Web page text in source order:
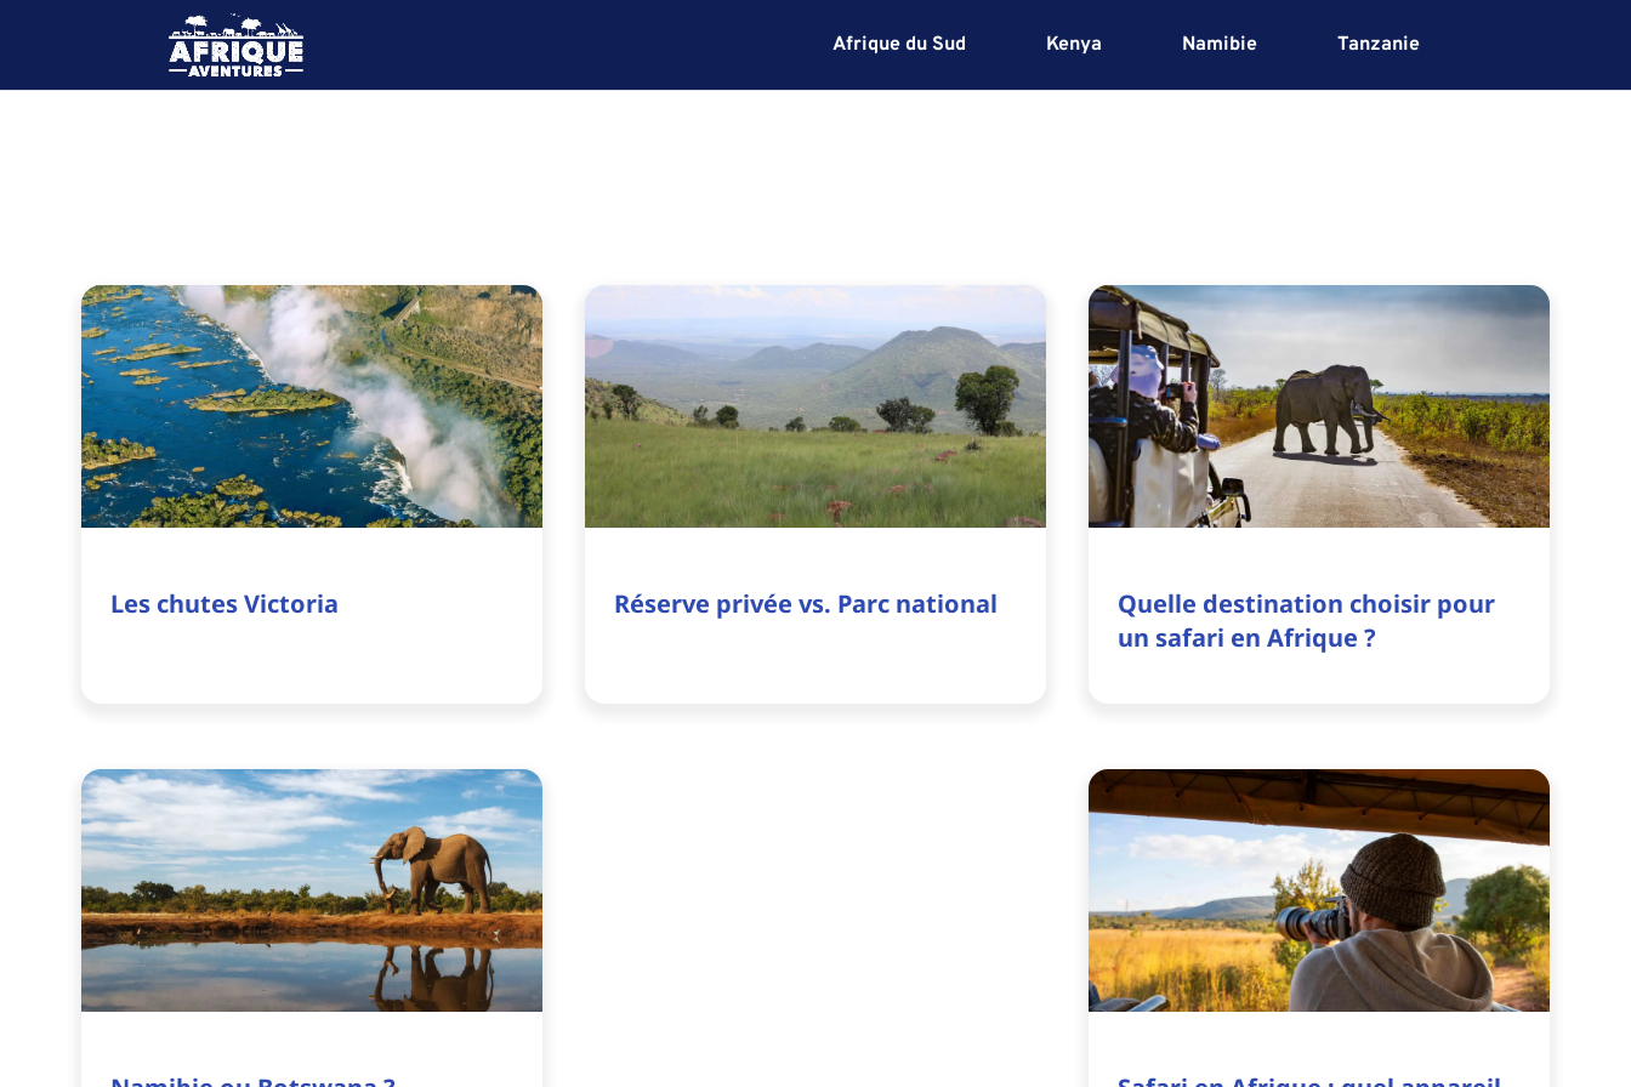
Afrique du Sud Kenya Namibie Tanzanie
Les chutes Victoria Réserve privée vs. Parc national
Quelle destination choisir pour
un safari en Afrique ?